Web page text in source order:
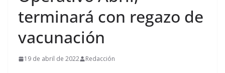
terminará con regazo de
vacunación
19 de abril de 2022 Redacción